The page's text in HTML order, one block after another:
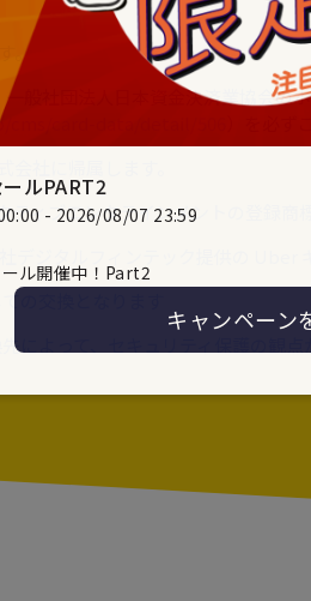
。
般社団法人日本資金決済業協会の
cms/card-data/detail/506
社に帰属します。
ブエンタテインメントの登録商標
ジタルフィンテック提供の Uber
の交換となります
によって、セキュリティ保護の観
ルPART2
- 2026/08/07 23:59
ル開催中！Part2
キャンペーン